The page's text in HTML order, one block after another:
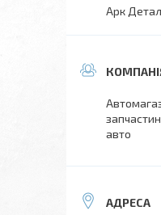
Арк
авто